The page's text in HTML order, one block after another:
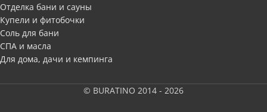
Отделка бани и сауны
Купели и фитобочки
Соль для бани
СПА и масла
Для дома, дачи и кемпинга
© BURATINO 2014 - 2026